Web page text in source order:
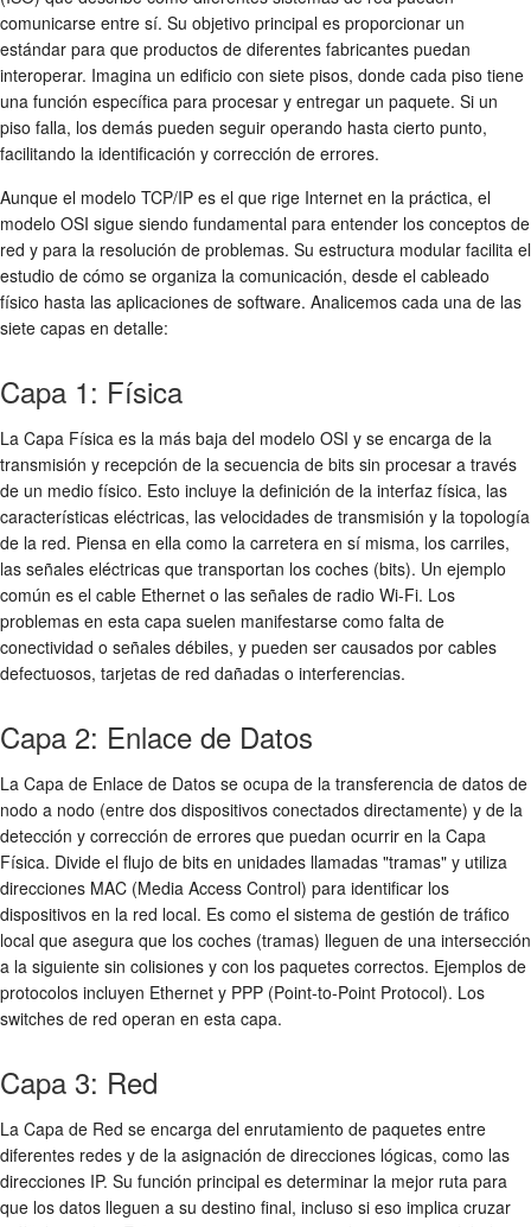
comunicarse entre sí. Su objetivo principal es proporcionar un
estándar para que productos de diferentes fabricantes puedan
interoperar. Imagina un edificio con siete pisos, donde cada piso tiene
una función específica para procesar y entregar un paquete. Si un
piso falla, los demás pueden seguir operando hasta cierto punto,
facilitando la identificación y corrección de errores.
Aunque el modelo TCP/IP es el que rige Internet en la práctica, el
modelo OSI sigue siendo fundamental para entender los conceptos de
red y para la resolución de problemas. Su estructura modular facilita el
estudio de cómo se organiza la comunicación, desde el cableado
físico hasta las aplicaciones de software. Analicemos cada una de las
siete capas en detalle:
Capa 1: Física
La Capa Física es la más baja del modelo OSI y se encarga de la
transmisión y recepción de la secuencia de bits sin procesar a través
de un medio físico. Esto incluye la definición de la interfaz física, las
características eléctricas, las velocidades de transmisión y la topología
de la red. Piensa en ella como la carretera en sí misma, los carriles,
las señales eléctricas que transportan los coches (bits). Un ejemplo
común es el cable Ethernet o las señales de radio Wi-Fi. Los
problemas en esta capa suelen manifestarse como falta de
conectividad o señales débiles, y pueden ser causados por cables
defectuosos, tarjetas de red dañadas o interferencias.
Capa 2: Enlace de Datos
La Capa de Enlace de Datos se ocupa de la transferencia de datos de
nodo a nodo (entre dos dispositivos conectados directamente) y de la
detección y corrección de errores que puedan ocurrir en la Capa
Física. Divide el flujo de bits en unidades llamadas "tramas" y utiliza
direcciones MAC (Media Access Control) para identificar los
dispositivos en la red local. Es como el sistema de gestión de tráfico
local que asegura que los coches (tramas) lleguen de una intersección
a la siguiente sin colisiones y con los paquetes correctos. Ejemplos de
protocolos incluyen Ethernet y PPP (Point-to-Point Protocol). Los
switches de red operan en esta capa.
Capa 3: Red
La Capa de Red se encarga del enrutamiento de paquetes entre
diferentes redes y de la asignación de direcciones lógicas, como las
direcciones IP. Su función principal es determinar la mejor ruta para
que los datos lleguen a su destino final, incluso si eso implica cruzar